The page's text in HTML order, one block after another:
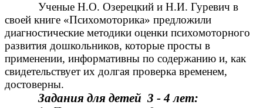
Ученые Н.О. Озерецкий и Н.И. Гуревич в
своей книге «Психомоторика» предложили
диагностические методики оценки психомоторного
развития дошкольников, которые просты в
применении, информативны по содержанию и, как
свидетельствует их долгая проверка временем,
достоверны.
Задания для детей 3 - 4 лет: